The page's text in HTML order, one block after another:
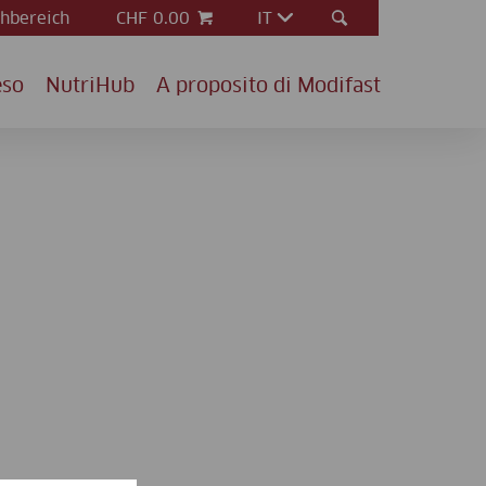
CHF 0.00
NutriHub A proposito di Modifast